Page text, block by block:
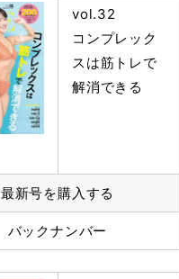
vol.32
コンプレック
スは筋トレで
解消できる
最新号を購入する
バックナンバー